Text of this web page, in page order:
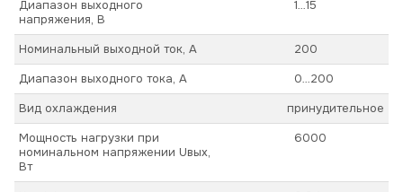
Диапазон выходного
напряжения, В
1…15
Номинальный выходной ток, А
200
Диапазон выходного тока, А
0…200
Вид охлаждения
принудительное
Мощность нагрузки при
номинальном напряжении Uвых,
Вт
6000